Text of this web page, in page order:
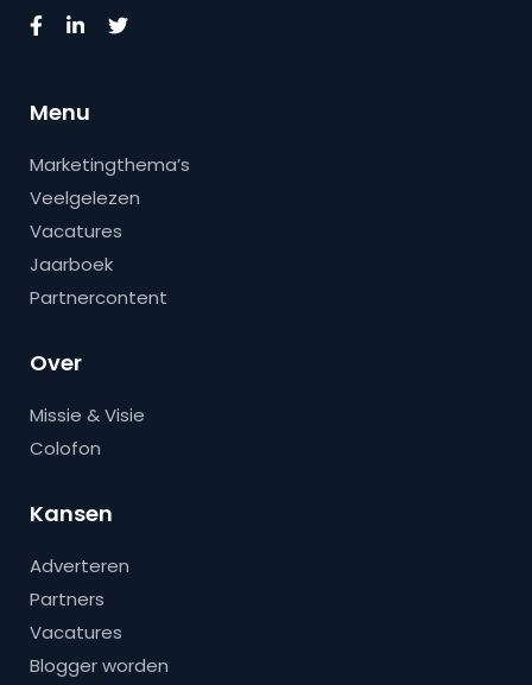
Menu
Marketingthema’s
Veelgelezen
Vacatures
Jaarboek
Partnercontent
Over
Missie & Visie
Colofon
Kansen
Adverteren
Partners
Vacatures
Blogger worden